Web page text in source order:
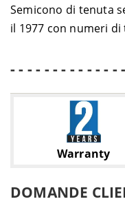
Semicono di tenuta
il 1977 con numeri
- - - - - - - - - - - - -
Warranty
DOMANDE